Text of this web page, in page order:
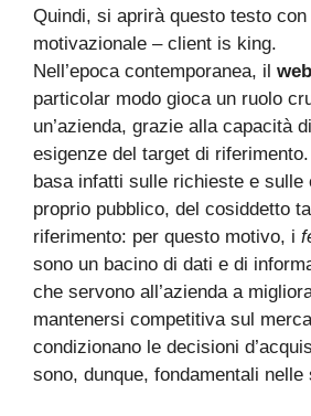
Quindi, si aprirà questo testo
motivazionale – client is king.
Nell’epoca contemporanea, il
particolar modo gioca un ruolo
un’azienda, grazie alla capacità
esigenze del target di riferimento.
basa infatti sulle richieste e sulle
proprio pubblico, del cosiddetto
riferimento: per questo motivo, i
sono un bacino di dati e di
che servono all’azienda a
mantenersi competitiva sul
condizionano le decisioni
sono, dunque, fondamentali